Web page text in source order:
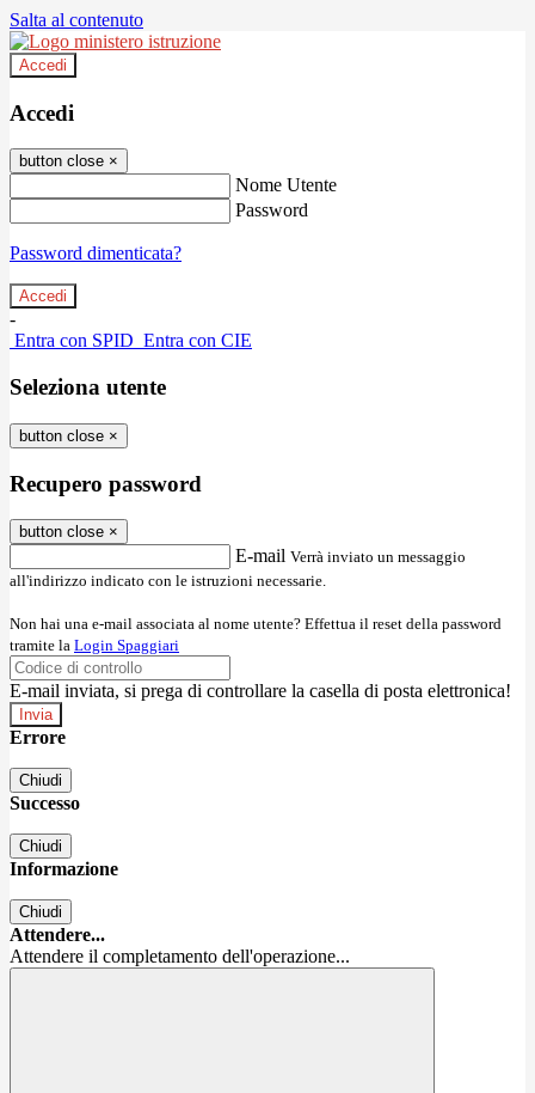
Salta al contenuto
Accedi
Accedi
button close ×
Nome Utente
Password
Password dimenticata?
-
Entra con SPID Entra con CIE
Seleziona utente
button close ×
Recupero password
button close ×
E-mail Verrà inviato un messaggio
all'indirizzo indicato con le istruzioni necessarie.
Non hai una e-mail associata al nome utente? Effettua il reset della password
tramite la Login Spaggiari
E-mail inviata, si prega di controllare la casella di posta elettronica!
Errore
Chiudi
Successo
Chiudi
Informazione
Chiudi
Attendere...
Attendere il completamento dell'operazione...